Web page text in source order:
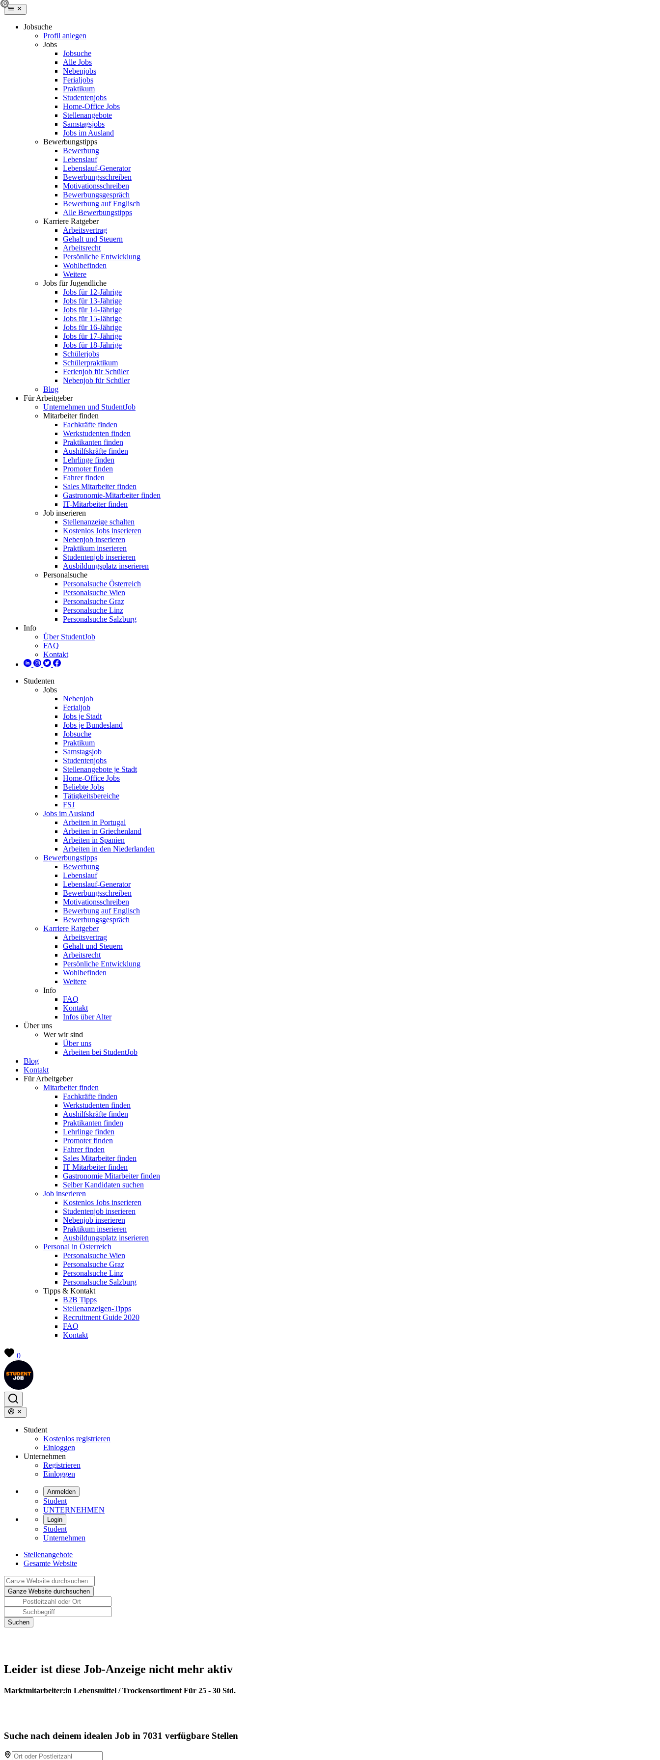
Jobsuche
Profil anlegen
Jobs
Jobsuche
Alle Jobs
Nebenjobs
Ferialjobs
Praktikum
Studentenjobs
Home-Office Jobs
Stellenangebote
Samstagsjobs
Jobs im Ausland
Bewerbungstipps
Bewerbung
Lebenslauf
Lebenslauf-Generator
Bewerbungsschreiben
Motivationsschreiben
Bewerbungsgespräch
Bewerbung auf Englisch
Alle Bewerbungstipps
Karriere Ratgeber
Arbeitsvertrag
Gehalt und Steuern
Arbeitsrecht
Persönliche Entwicklung
Wohlbefinden
Weitere
Jobs für Jugendliche
Jobs für 12-Jährige
Jobs für 13-Jährige
Jobs für 14-Jährige
Jobs für 15-Jährige
Jobs für 16-Jährige
Jobs für 17-Jährige
Jobs für 18-Jährige
Schülerjobs
Schülerpraktikum
Ferienjob für Schüler
Nebenjob für Schüler
Blog
Für Arbeitgeber
Unternehmen und StudentJob
Mitarbeiter finden
Fachkräfte finden
Werkstudenten finden
Praktikanten finden
Aushilfskräfte finden
Lehrlinge finden
Promoter finden
Fahrer finden
Sales Mitarbeiter finden
Gastronomie-Mitarbeiter finden
IT-Mitarbeiter finden
Job inserieren
Stellenanzeige schalten
Kostenlos Jobs inserieren
Nebenjob inserieren
Praktikum inserieren
Studentenjob inserieren
Ausbildungsplatz inserieren
Personalsuche
Personalsuche Österreich
Personalsuche Wien
Personalsuche Graz
Personalsuche Linz
Personalsuche Salzburg
Info
Über StudentJob
FAQ
Kontakt
Studenten
Jobs
Nebenjob
Ferialjob
Jobs je Stadt
Jobs je Bundesland
Jobsuche
Praktikum
Samstagsjob
Studentenjobs
Stellenangebote je Stadt
Home-Office Jobs
Beliebte Jobs
Tätigkeitsbereiche
FSJ
Jobs im Ausland
Arbeiten in Portugal
Arbeiten in Griechenland
Arbeiten in Spanien
Arbeiten in den Niederlanden
Bewerbungstipps
Bewerbung
Lebenslauf
Lebenslauf-Generator
Bewerbungsschreiben
Motivationsschreiben
Bewerbung auf Englisch
Bewerbungsgespräch
Karriere Ratgeber
Arbeitsvertrag
Gehalt und Steuern
Arbeitsrecht
Persönliche Entwicklung
Wohlbefinden
Weitere
Info
FAQ
Kontakt
Infos über Alter
Über uns
Wer wir sind
Über uns
Arbeiten bei StudentJob
Blog
Kontakt
Für Arbeitgeber
Mitarbeiter finden
Fachkräfte finden
Werkstudenten finden
Aushilfskräfte finden
Praktikanten finden
Lehrlinge finden
Promoter finden
Fahrer finden
Sales Mitarbeiter finden
IT Mitarbeiter finden
Gastronomie Mitarbeiter finden
Selber Kandidaten suchen
Job inserieren
Kostenlos Jobs inserieren
Studentenjob inserieren
Nebenjob inserieren
Praktikum inserieren
Ausbildungsplatz inserieren
Personal in Österreich
Personalsuche Wien
Personalsuche Graz
Personalsuche Linz
Personalsuche Salzburg
Tipps & Kontakt
B2B Tipps
Stellenanzeigen-Tipps
Recruitment Guide 2020
FAQ
Kontakt
0
Student
Kostenlos registrieren
Einloggen
Unternehmen
Registrieren
Einloggen
Anmelden
Student
UNTERNEHMEN
Login
Student
Unternehmen
Stellenangebote
Gesamte Website
Leider ist diese Job-Anzeige nicht mehr aktiv
Marktmitarbeiter:in Lebensmittel / Trockensortiment Für 25 - 30 Std.
Suche nach deinem idealen Job in 7031 verfügbare Stellen